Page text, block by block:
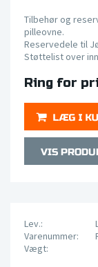
Tilbehør og
pilleovne.
Reservedele til
Støttelist over
Ring for
Lev.:
Varenummer:
Vægt: